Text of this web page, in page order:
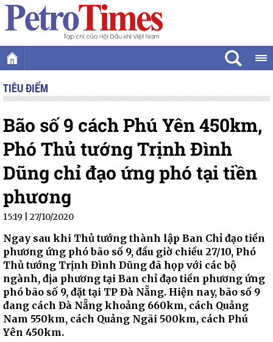
TIÊU ĐIỂM
Bão số 9 cách Phú Yên 450km,
Phó Thủ tướng Trịnh Đình
Dũng chỉ đạo ứng phó tại tiền
phương
15:19 | 27/10/2020
Ngay sau khi Thủ tướng thành lập Ban Chỉ đạo tiền
phương ứng phó bão số 9, đầu giờ chiều 27/10, Phó
Thủ tướng Trịnh Đình Dũng đã họp với các bộ
ngành, địa phương tại Ban chỉ đạo tiền phương ứng
phó bão số 9, đặt tại TP Đà Nẵng. Hiện nay, bão số 9
đang cách Đà Nẵng khoảng 660km, cách Quảng
Nam 550km, cách Quảng Ngãi 500km, cách Phú
Yên 450km.